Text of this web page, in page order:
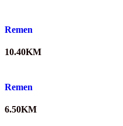
Remen
10.40KM
Remen
6.50KM